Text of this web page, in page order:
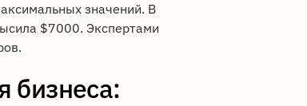
значений. В
$7000. Экспертами
бизнеса: